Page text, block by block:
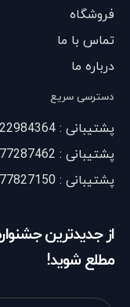
فروشگاه
تماس با ما
درباره ما
دسترسی سریع
پشتیبانی : 22984364-021
پشتیبانی : 77287462-021
پشتیبانی : 77827150-021
از جدیدترین
مطلع شوید!